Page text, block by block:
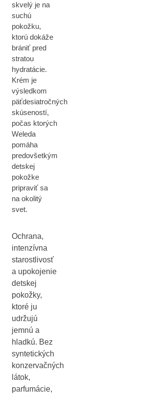
skvelý je na
suchú
pokožku,
ktorú dokáže
brániť pred
stratou
hydratácie.
Krém je
výsledkom
päťdesiatročných
skúseností,
počas ktorých
Weleda
pomáha
predovšetkým
detskej
pokožke
pripraviť sa
na okolitý
svet.
Ochrana,
intenzívna
starostlivosť
a upokojenie
detskej
pokožky,
ktoré ju
udržujú
jemnú a
hladkú. Bez
syntetických
konzervačných
látok,
parfumácie,